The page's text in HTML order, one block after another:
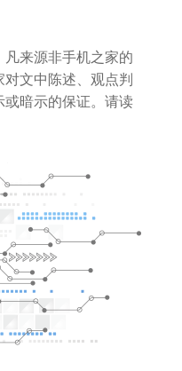
来源非手机之家的
文中陈述、观点判
或暗示的保证。请读